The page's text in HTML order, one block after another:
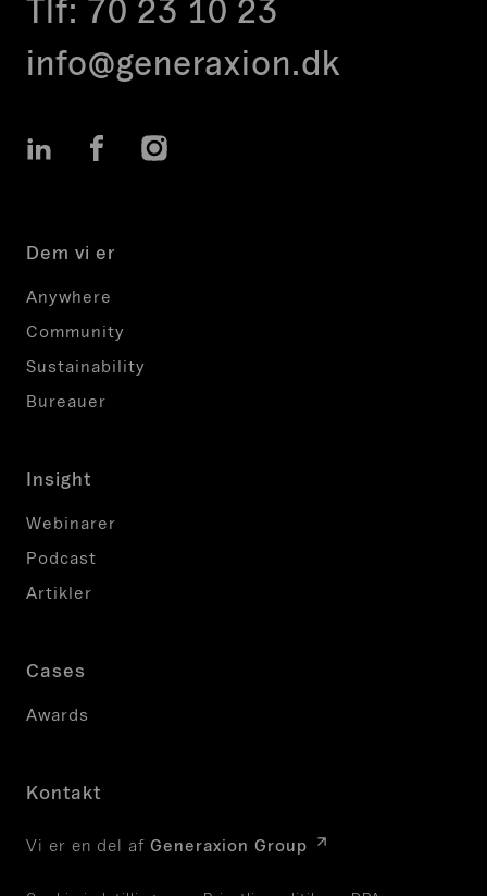
Tlf: 70 23 10 23
info@generaxion.dk
LinkedInFacebookInstagram
Dem vi er
Anywhere
Community
Sustainability
Bureauer
Insight
Webinarer
Podcast
Artikler
Cases
Awards
Kontakt
Vi er en del af Generaxion Group